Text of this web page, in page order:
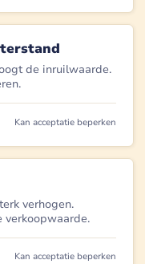
de inruilwaarde.
Kan acceptatie beperken
verhogen.
verkoopwaarde.
Kan acceptatie beperken